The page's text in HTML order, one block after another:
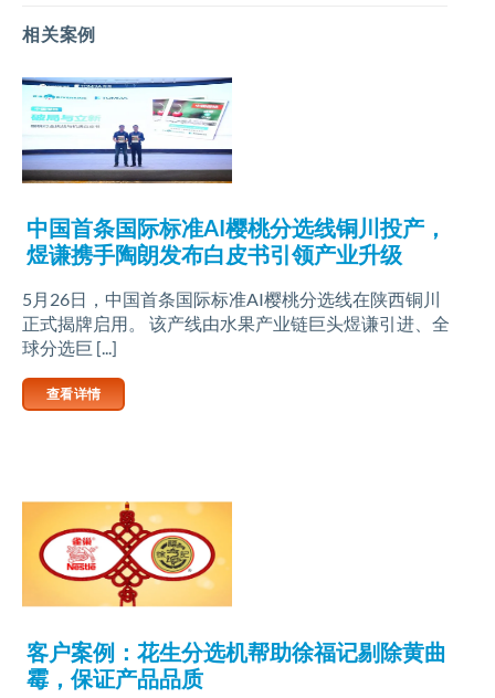
相关案例
中国首条国际标准AI樱桃分选线铜川投产，
煜谦携手陶朗发布白皮书引领产业升级
5月26日，中国首条国际标准AI樱桃分选线在陕西铜川
正式揭牌启用。 该产线由水果产业链巨头煜谦引进、全
球分选巨 [...]
查看详情
客户案例：花生分选机帮助徐福记剔除黄曲
霉，保证产品品质